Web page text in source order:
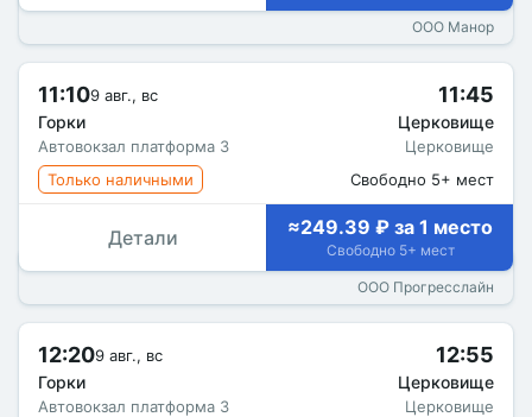
ООО Манор
11:109 авг., вс
Горки
Автовокзал платформа 3
11:45
Церковище
Церковище
Только наличными
Свободно 5+ мест
Детали ≈249.39 ₽ за 1 место
Свободно 5+ мест
ООО Прогресслайн
12:209 авг., вс
Горки
Автовокзал платформа 3
12:55
Церковище
Церковище